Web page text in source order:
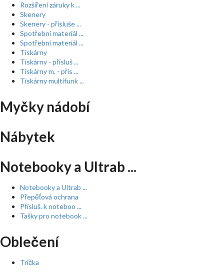
Rozšíření záruky k ...
Skenery
Skenery - přísluše ...
Spotřební materiál ...
Spotřební materiál ...
Tiskárny
Tiskárny - přísluš ...
Tiskárny m. - přís ...
Tiskárny multifunk ...
Myčky nádobí
Nábytek
Notebooky a Ultrab ...
Notebooky a Ultrab ...
Přepěťová ochrana
Přísluš. k noteboo ...
Tašky pro notebook ...
Oblečení
Trička